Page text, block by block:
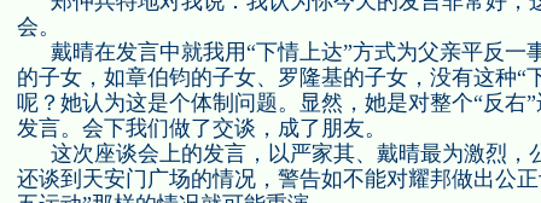
会。
戴晴在发言中就我用“下情上达”方式为父亲平反一
的子女，如章伯钧的子女、罗隆基的子女，没有这种“
呢？她认为这是个体制问题。显然，她是对整个“反右
发言。会下我们做了交谈，成了朋友。
这次座谈会上的发言，以严家其、戴晴最为激烈，
还谈到天安门广场的情况，警告如不能对耀邦做出公